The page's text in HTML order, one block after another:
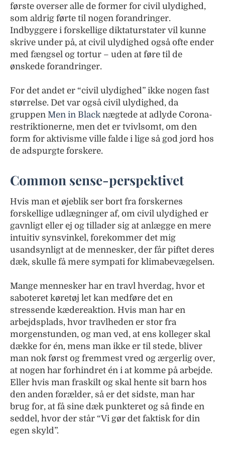
første overser alle de former for civil ulydighed,
som aldrig førte til nogen forandringer.
Indbyggere i forskellige diktaturstater vil kunne
skrive under på, at civil ulydighed også ofte ender
med fængsel og tortur – uden at føre til de
ønskede forandringer.
For det andet er “civil ulydighed” ikke nogen fast
størrelse. Det var også civil ulydighed, da
gruppen Men in Black nægtede at adlyde Corona-
restriktionerne, men det er tvivlsomt, om den
form for aktivisme ville falde i lige så god jord hos
de adspurgte forskere.
Common sense-perspektivet
Hvis man et øjeblik ser bort fra forskernes
forskellige udlægninger af, om civil ulydighed er
gavnligt eller ej og tillader sig at anlægge en mere
intuitiv synsvinkel, forekommer det mig
usandsynligt at de mennesker, der får piftet deres
dæk, skulle få mere sympati for klimabevægelsen.
Mange mennesker har en travl hverdag, hvor et
saboteret køretøj let kan medføre det en
stressende kædereaktion. Hvis man har en
arbejdsplads, hvor travlheden er stor fra
morgenstunden, og man ved, at ens kolleger skal
dække for én, mens man ikke er til stede, bliver
man nok først og fremmest vred og ærgerlig over,
at nogen har forhindret én i at komme på arbejde.
Eller hvis man fraskilt og skal hente sit barn hos
den anden forælder, så er det sidste, man har
brug for, at få sine dæk punkteret og så finde en
seddel, hvor der står “Vi gør det faktisk for din
egen skyld”.